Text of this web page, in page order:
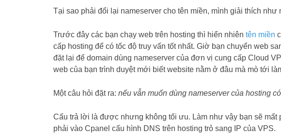
Tại sao phải đổi lại nameserver cho tên miền, mình giải thích như
Trước đây các bạn chạy web trên hosting thì hiển nhiên tên miền
cấp hosting để có tốc độ truy vấn tốt nhất. Giờ bạn chuyển web
đặt lại để domain dùng nameserver của đơn vị cung cấp Cloud
web của bạn trình duyệt mới biết website nằm ở đâu mà mò tới
Một câu hỏi đặt ra: nếu vẫn muốn dùng nameserver của hosting
Cấu trả lời là được nhưng không tối ưu. Làm như vậy bạn sẽ mất
phải vào Cpanel cấu hình DNS trên hosting trỏ sang IP của VPS.